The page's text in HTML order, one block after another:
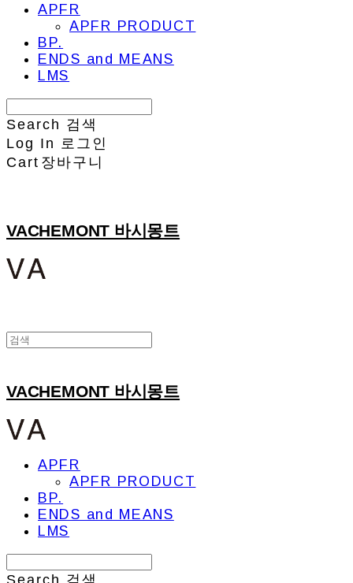
APFR
APFR PRODUCT
BP.
ENDS and MEANS
LMS
Search 검색
Log In
로그인
Cart 장바구니
VACHEMONT 바시몽트
VACHEMONT 바시몽트
APFR
APFR PRODUCT
BP.
ENDS and MEANS
LMS